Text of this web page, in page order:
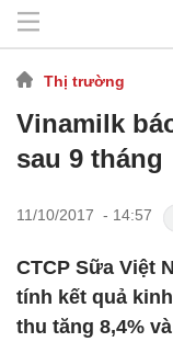
Thị trường
Vinamilk
sau 9 tháng
11/10/2017 - 14:57
CTCP Sữa Việt
tính kết quả
thu tăng 8,4%